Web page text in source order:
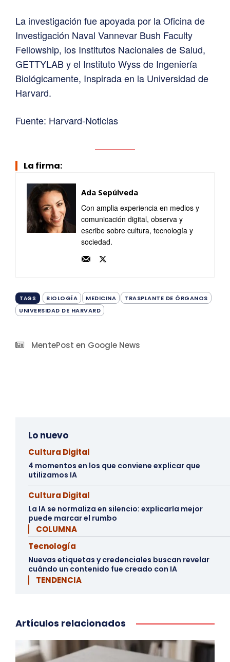
La investigación fue apoyada por la Oficina de
Investigación Naval Vannevar Bush Faculty
Fellowship, los Institutos Nacionales de Salud,
GETTYLAB y el Instituto Wyss de Ingeniería
Biológicamente, Inspirada en la Universidad de
Harvard.
Fuente: Harvard-Noticias
La firma:
Ada Sepúlveda
Con amplia experiencia en medios y
comunicación digital, observa y
escribe sobre cultura, tecnología y
sociedad.
TAGS BIOLOGÍA MEDICINA
TRASPLANTE DE ÓRGANOS
UNIVERSIDAD DE HARVARD
MentePost en Google News
Lo nuevo
Cultura Digital
4 momentos en los que conviene explicar que
utilizamos IA
Cultura Digital
La IA se normaliza en silencio: explicarla mejor
puede marcar el rumbo
▏ COLUMNA
Tecnología
Nuevas etiquetas y credenciales buscan revelar
cuándo un contenido fue creado con IA
▏ TENDENCIA
Artículos relacionados